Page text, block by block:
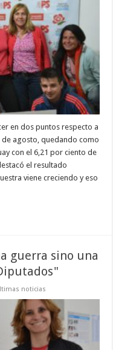
en dos puntos respecto a
de agosto, quedando como
con el 6,21 por ciento de
el resultado
viene creciendo y eso
guerra sino una
noticias